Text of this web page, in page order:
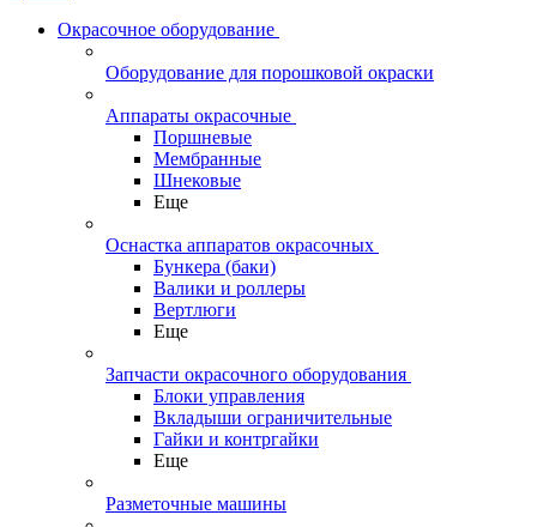
Окрасочное оборудование
Оборудование для порошковой окраски
Аппараты окрасочные
Поршневые
Мембранные
Шнековые
Еще
Оснастка аппаратов окрасочных
Бункера (баки)
Валики и роллеры
Вертлюги
Еще
Запчасти окрасочного оборудования
Блоки управления
Вкладыши ограничительные
Гайки и контргайки
Еще
Разметочные машины